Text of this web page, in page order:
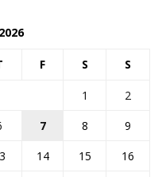
F S S
1
2
7 8
9
14 15
16